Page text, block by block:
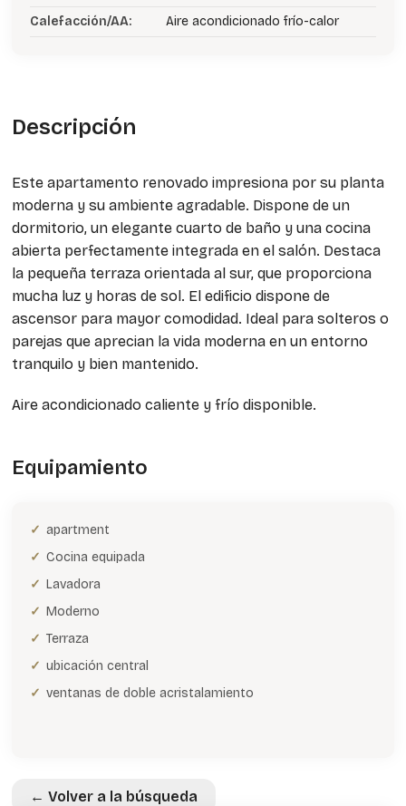
Calefacción/AA:
Aire acondicionado frío-calor
Descripción
Este apartamento renovado impresiona por su planta
moderna y su ambiente agradable. Dispone de un
dormitorio, un elegante cuarto de baño y una cocina
abierta perfectamente integrada en el salón. Destaca
la pequeña terraza orientada al sur, que proporciona
mucha luz y horas de sol. El edificio dispone de
ascensor para mayor comodidad. Ideal para solteros o
parejas que aprecian la vida moderna en un entorno
tranquilo y bien mantenido.
Aire acondicionado caliente y frío disponible.
Equipamiento
apartment
Cocina equipada
Lavadora
Moderno
Terraza
ubicación central
ventanas de doble acristalamiento
← Volver a la búsqueda